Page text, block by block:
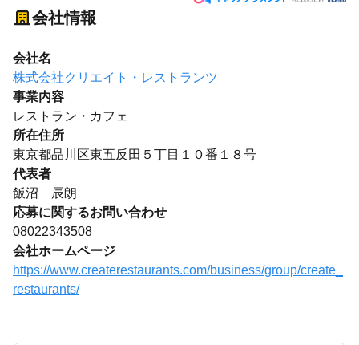
会社情報
会社名
株式会社クリエイト・レストランツ
事業内容
レストラン・カフェ
所在住所
東京都品川区東五反田５丁目１０番１８号
代表者
飯沼 辰朗
応募に関するお問い合わせ
08022343508
会社ホームページ
https://www.createrestaurants.com/business/group/create_
restaurants/